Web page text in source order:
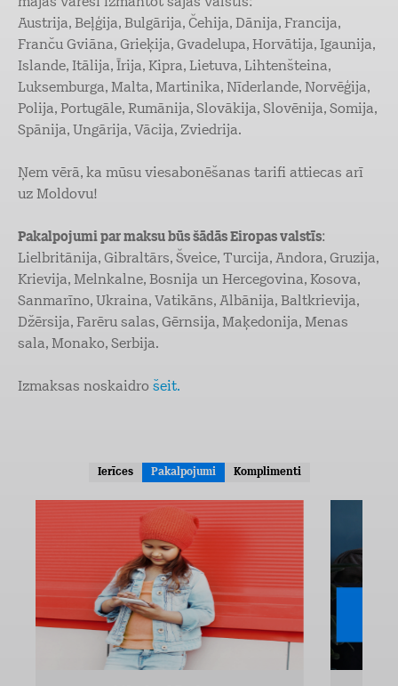
Austrija, Beļģija, Bulgārija, Čehija, Dānija, Francija,
Franču Gviāna, Grieķija, Gvadelupa, Horvātija, Igaunija,
Islande, Itālija, Īrija, Kipra, Lietuva, Lihtenšteina,
Luksemburga, Malta, Martinika, Nīderlande, Norvēģija,
Polija, Portugāle, Rumānija, Slovākija, Slovēnija, Somija,
Spānija, Ungārija, Vācija, Zviedrija.
Ņem vērā, ka mūsu viesabonēšanas tarifi attiecas arī
uz Moldovu!
Pakalpojumi par maksu būs šādās Eiropas valstīs:
Lielbritānija, Gibraltārs, Šveice, Turcija, Andora, Gruzija,
Krievija, Melnkalne, Bosnija un Hercegovina, Kosova,
Sanmarīno, Ukraina, Vatikāns, Albānija, Baltkrievija,
Džērsija, Farēru salas, Gērnsija, Maķedonija, Menas
sala, Monako, Serbija.
Izmaksas noskaidro šeit.
Ierīces Pakalpojumi Komplimenti